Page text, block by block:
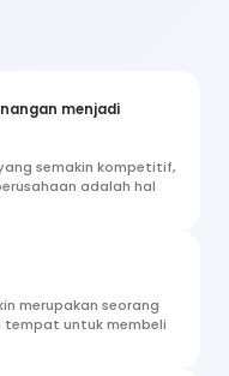
menjadi
semakin kompetitif,
adalah hal
merupakan seorang
tempat untuk membeli